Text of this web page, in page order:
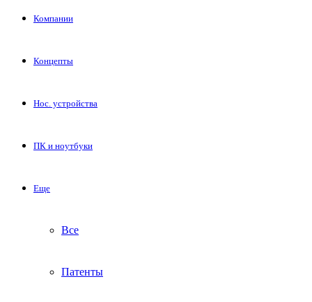
Компании
Концепты
Нос. устройства
ПК и ноутбуки
Еще
Все
Патенты